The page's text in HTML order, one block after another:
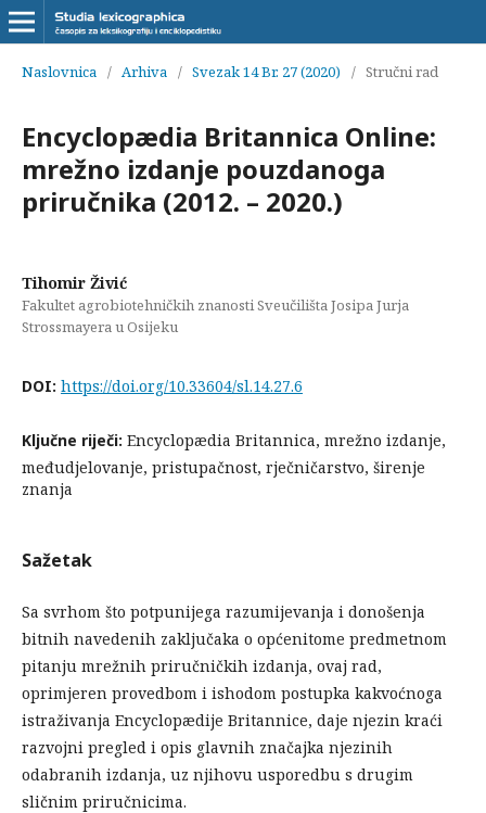
Naslovnica / Arhiva / Svezak 14 Br. 27 (2020) / Stručni rad
Encyclopædia Britannica Online:
mrežno izdanje pouzdanoga
priručnika (2012. – 2020.)
Tihomir Živić
Fakultet agrobiotehničkih znanosti Sveučilišta Josipa Jurja
Strossmayera u Osijeku
DOI: https://doi.org/10.33604/sl.14.27.6
Ključne riječi: Encyclopædia Britannica, mrežno izdanje,
međudjelovanje, pristupačnost, rječničarstvo, širenje
znanja
Sažetak
Sa svrhom što potpunijega razumijevanja i donošenja
bitnih navedenih zaključaka o općenitome predmetnom
pitanju mrežnih priručničkih izdanja, ovaj rad,
oprimjeren provedbom i ishodom postupka kakvoćnoga
istraživanja Encyclopædije Britannice, daje njezin kraći
razvojni pregled i opis glavnih značajka njezinih
odabranih izdanja, uz njihovu usporedbu s drugim
sličnim priručnicima.